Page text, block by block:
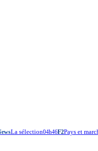
La sélection04h46F2Pays et